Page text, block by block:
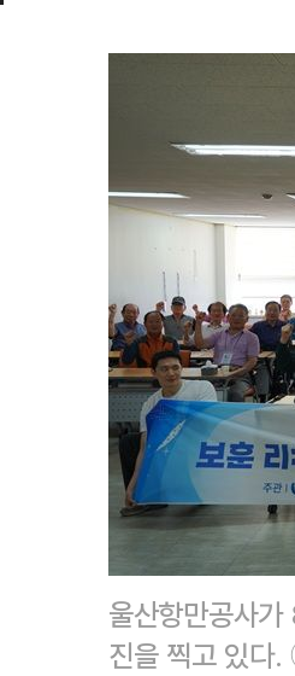
울산항만공사
진을 찍고 있다